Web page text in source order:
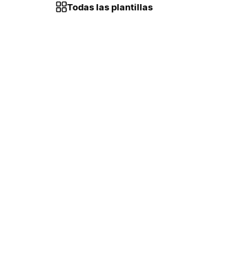
Todas las plantillas